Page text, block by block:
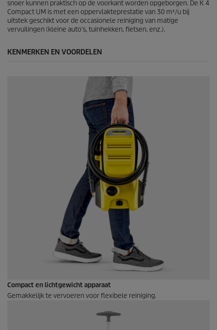
r
d
e
l
g
snoer kunnen praktisch op de voorkant worden opgeborgen. De K 4
Compact UM is met een oppervlakteprestatie van 30 m²/u bij
uitstek geschikt voor de occasionele reiniging van matige
vervuilingen (kleine auto's, tuinhekken, fietsen, enz.).
KENMERKEN EN VOORDELEN
Compact en lichtgewicht apparaat
Gemakkelijk te vervoeren voor flexibele reiniging.